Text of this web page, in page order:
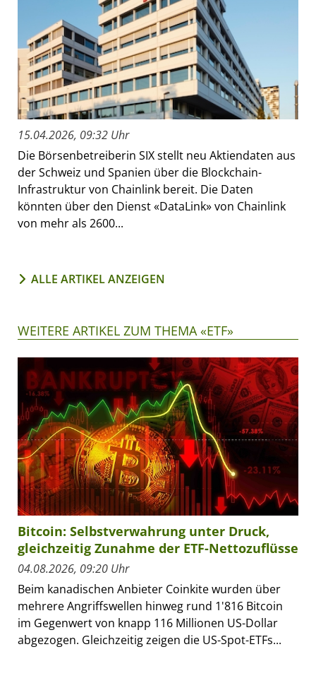
15.04.2026, 09:32 Uhr
Die Börsenbetreiberin SIX stellt neu Aktiendaten aus
der Schweiz und Spanien über die Blockchain-
Infrastruktur von Chainlink bereit. Die Daten
könnten über den Dienst «DataLink» von Chainlink
von mehr als 2600...
ALLE ARTIKEL ANZEIGEN
WEITERE ARTIKEL ZUM THEMA «ETF»
Bitcoin: Selbstverwahrung unter Druck,
gleichzeitig Zunahme der ETF-Nettozuflüsse
04.08.2026, 09:20 Uhr
Beim kanadischen Anbieter Coinkite wurden über
mehrere Angriffswellen hinweg rund 1'816 Bitcoin
im Gegenwert von knapp 116 Millionen US-Dollar
abgezogen. Gleichzeitig zeigen die US-Spot-ETFs...